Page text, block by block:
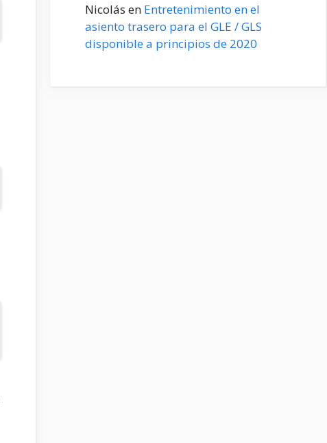
Nicolás en Entretenimiento en el
asiento trasero para el GLE / GLS
disponible a principios de 2020